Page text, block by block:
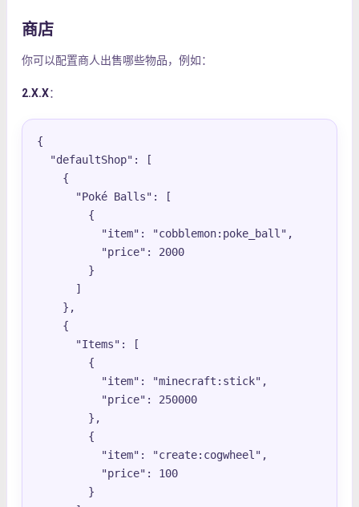
商店
你可以配置商人出售哪些物品，例如：
2.X.X：
{
  "defaultShop": [
    {
      "Poké Balls": [
        {
          "item": "cobblemon:poke_ball",
          "price": 2000
        }
      ]
    },
    {
      "Items": [
        {
          "item": "minecraft:stick",
          "price": 250000
        },
        {
          "item": "create:cogwheel",
          "price": 100
        }